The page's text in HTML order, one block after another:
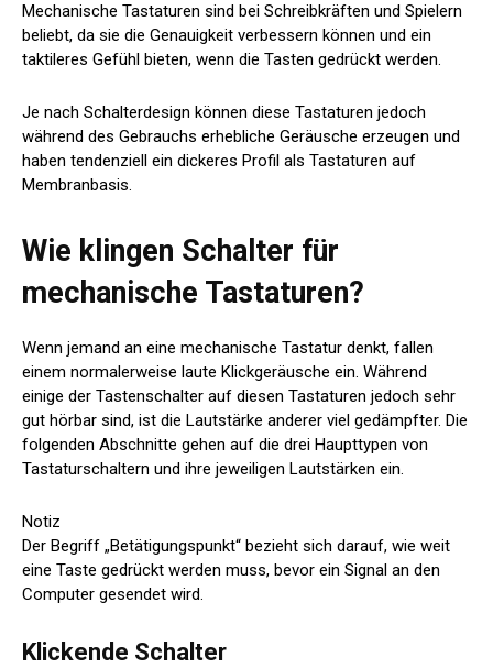
Mechanische Tastaturen sind bei Schreibkräften und Spielern
beliebt, da sie die Genauigkeit verbessern können und ein
taktileres Gefühl bieten, wenn die Tasten gedrückt werden.
Je nach Schalterdesign können diese Tastaturen jedoch
während des Gebrauchs erhebliche Geräusche erzeugen und
haben tendenziell ein dickeres Profil als Tastaturen auf
Membranbasis.
Wie klingen Schalter für
mechanische Tastaturen?
Wenn jemand an eine mechanische Tastatur denkt, fallen
einem normalerweise laute Klickgeräusche ein. Während
einige der Tastenschalter auf diesen Tastaturen jedoch sehr
gut hörbar sind, ist die Lautstärke anderer viel gedämpfter. Die
folgenden Abschnitte gehen auf die drei Haupttypen von
Tastaturschaltern und ihre jeweiligen Lautstärken ein.
Notiz
Der Begriff „Betätigungspunkt“ bezieht sich darauf, wie weit
eine Taste gedrückt werden muss, bevor ein Signal an den
Computer gesendet wird.
Klickende Schalter